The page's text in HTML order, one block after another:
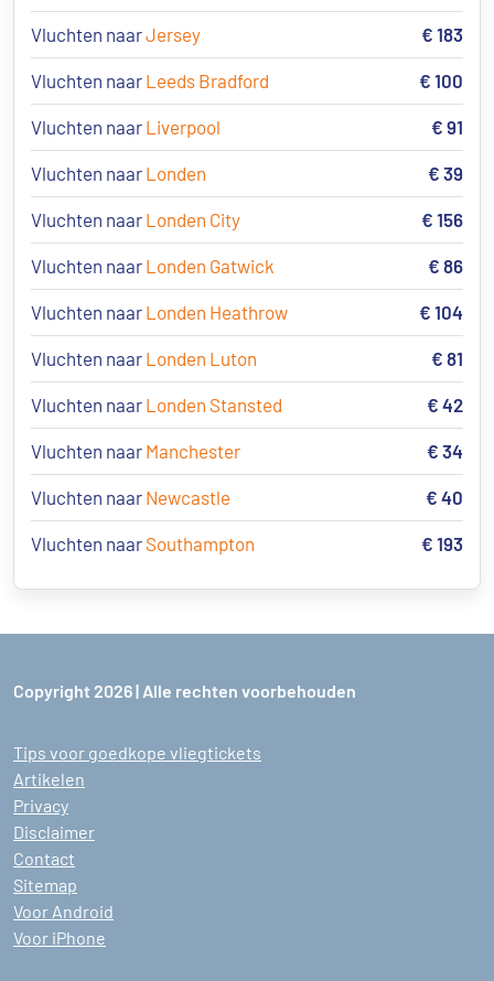
Vluchten naarJersey € 183
Vluchten naar Leeds Bradford € 100
Vluchten naar Liverpool € 91
Vluchten naar Londen € 39
Vluchten naar Londen City € 156
Vluchten naar Londen Gatwick € 86
Vluchten naar Londen Heathrow € 104
Vluchten naar Londen Luton € 81
Vluchten naar Londen Stansted € 42
Vluchten naar Manchester € 34
Vluchten naar Newcastle € 40
Vluchten naar Southampton € 193
Copyright 2026 | Alle rechten voorbehouden
Tips voor goedkope vliegtickets
Artikelen
Privacy
Disclaimer
Contact
Sitemap
Voor Android
Voor iPhone